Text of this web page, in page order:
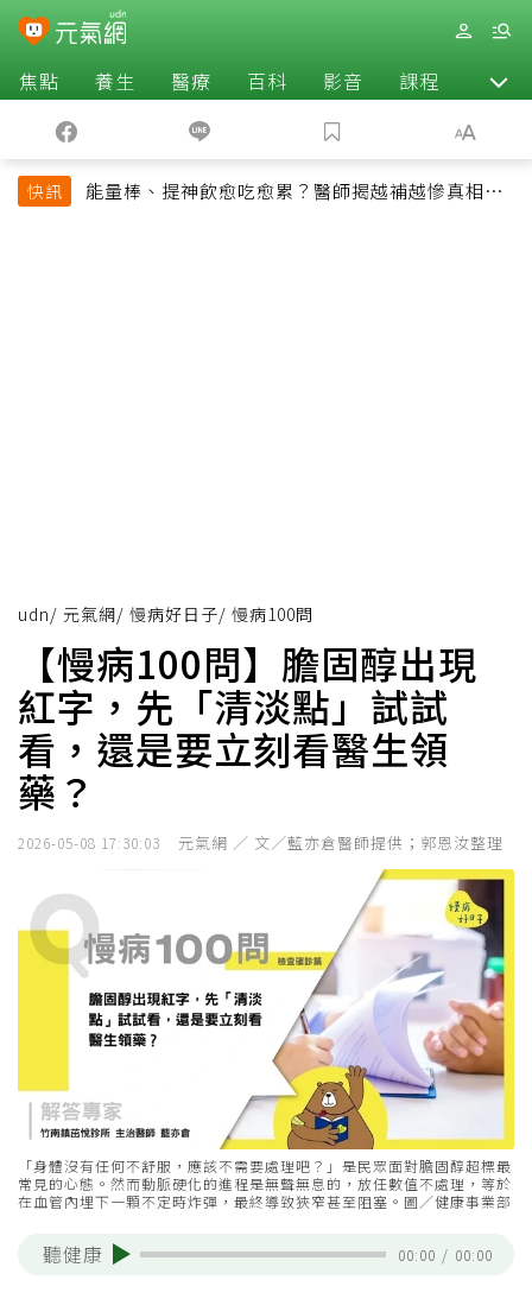
焦點 養生 醫療 百科 影音 課程 退休
快訊
能量棒、提神飲愈吃愈累？醫師揭越補越慘真相：
udn/ 元氣網/ 慢病好日子/ 慢病100問
【慢病100問】膽固醇出現
紅字，先「清淡點」試試
看，還是要立刻看醫生領
藥？
2026-05-08 17:30:03 元氣網 ／ 文／藍亦倉醫師提供；郭恩汝整理
「身體沒有任何不舒服，應該不需要處理吧？」是民眾面對膽固醇超標最
常見的心態。然而動脈硬化的進程是無聲無息的，放任數值不處理，等於
在血管內埋下一顆不定時炸彈，最終導致狹窄甚至阻塞。圖／健康事業部
聽健康 00:00 / 00:00